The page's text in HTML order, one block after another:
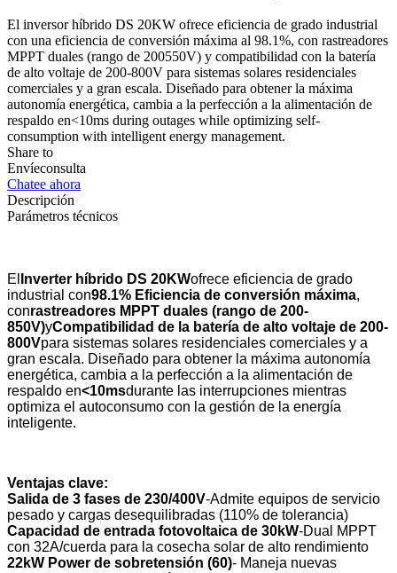
El inversor híbrido DS 20KW ofrece eficiencia de grado industrial
con una eficiencia de conversión máxima al 98.1%, con rastreadores
MPPT duales (rango de 200550V) y compatibilidad con la batería
de alto voltaje de 200-800V para sistemas solares residenciales
comerciales y a gran escala. Diseñado para obtener la máxima
autonomía energética, cambia a la perfección a la alimentación de
respaldo en<10ms during outages while optimizing self-
consumption with intelligent energy management.
Share to
Envíeconsulta
Chatee ahora
Descripción
Parámetros técnicos
El Inverter híbrido DS 20KWofrece eficiencia de grado
industrial con98.1% Eficiencia de conversión máxima,
conrastreadores MPPT duales (rango de 200-
850V)yCompatibilidad de la batería de alto voltaje de 200-
800Vpara sistemas solares residenciales comerciales y a
gran escala. Diseñado para obtener la máxima autonomía
energética, cambia a la perfección a la alimentación de
respaldo en<10msdurante las interrupciones mientras
optimiza el autoconsumo con la gestión de la energía
inteligente.
Ventajas clave:
Salida de 3 fases de 230/400V-Admite equipos de servicio
pesado y cargas desequilibradas (110% de tolerancia)
Capacidad de entrada fotovoltaica de 30kW-Dual MPPT
con 32A/cuerda para la cosecha solar de alto rendimiento
22kW Power de sobretensión (60)- Maneja nuevas